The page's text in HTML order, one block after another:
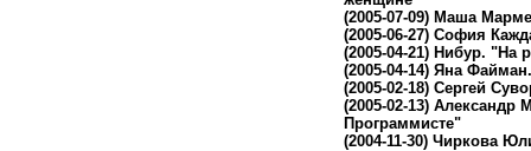
(2005-07-09) Маша
(2005-06-27) София
(2005-04-21) Нибур. "На
(2005-04-14) Яна
(2005-02-18) Сергей
(2005-02-13) Александр
Программисте"
(2004-11-30) Чиркова